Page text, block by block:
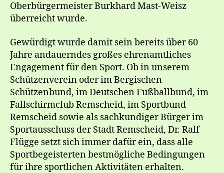
Oberbürgermeister Burkhard Mast-Weisz
überreicht wurde.
Gewürdigt wurde damit sein bereits über 60
Jahre andauerndes großes ehrenamtliches
Engagement für den Sport. Ob in unserem
Schützenverein oder im Bergischen
Schützenbund, im Deutschen Fußballbund, im
Fallschirmclub Remscheid, im Sportbund
Remscheid sowie als sachkundiger Bürger im
Sportausschuss der Stadt Remscheid, Dr. Ralf
Flügge setzt sich immer dafür ein, dass alle
Sportbegeisterten bestmögliche Bedingungen
für ihre sportlichen Aktivitäten erhalten.